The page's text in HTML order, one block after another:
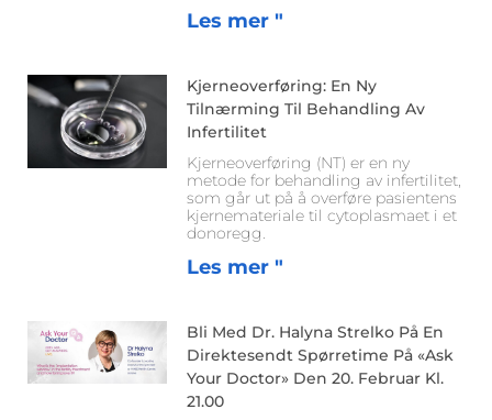
Les mer "
Kjerneoverføring: En Ny
Tilnærming Til Behandling Av
Infertilitet
Kjerneoverføring (NT) er en ny
metode for behandling av infertilitet,
som går ut på å overføre pasientens
kjernemateriale til cytoplasmaet i et
donoregg.
Les mer "
Bli Med Dr. Halyna Strelko På En
Direktesendt Spørretime På «Ask
Your Doctor» Den 20. Februar Kl.
21.00